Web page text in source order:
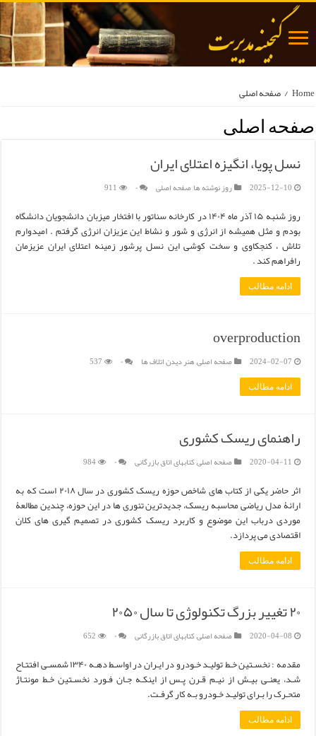
Home
/ صفحه اصلی
صفحه اصلی
نسل پویا، انگیزه اعتلای ایران
2025-12-10 روز نوشته ها,صفحه اصلی ۰ 911
روز شنبه ۱۵ آذر ماه ۱۴۰۴ در کارخانه سناتور با افتخار میزبان دانشجویان دانشگاه
بودم و مثل همیشه از انرژی و شور و نشاط این عزیزان انرژی گرفتم . امیدوارم
تلاش ، کنجکاوی و سخت کوشی این نسل پرشور زمینه اعتلای ایران عزیزمان
رافراهم کند .
ادامه مطالب
overproduction
2024-02-07 صفحه اصلی,هنر دیدن اتلاف ها ۰ 537
ادامه مطالب
راهنمای ریسک کشوری
2020-04-11 صفحه اصلی,کتابهای اتاق بازرگانی ۰ 984
اثر حاضر یکی از کتاب های شاخص حوزه ریسک کشوری در سال ۲۰۱۸ است که به
ارائۀ مدل ریاضی محاسبه ریسک، جدیدترین تئوری ها در این حوزه، چندین مطالعۀ
موردی درباب این موضوع و کاربرد ریسک کشوری در تصمیم گیری های کلان
اقتصادی می پردازد.
ادامه مطالب
۲۰ تغییر بزرگ تکنولوژی تا سال ۲۰۵۰
2020-04-08 صفحه اصلی,کتابهای اتاق بازرگانی ۰ 652
مقدمه : نخسـتین خـط تولیـد خـودرو در ایـران در اواسـط دهـه ۱۳۴۰ شمسـی افتتـاح
شـد، یعنـی بیـش از نیـم قـرن پـس از اینکـه جـان فـورد نخسـتین خـط مونتـاژ
متحـرک را بـرای تولیـد خـودرو بـه کار گرفـت.
ادامه مطالب